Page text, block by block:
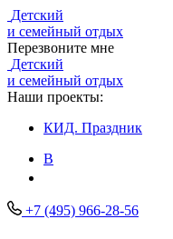
Детский
и семейный отдых
Перезвоните мне
Детский
и семейный отдых
Наши проекты:
КИД. Праздник
В
+7 (495) 966-28-56